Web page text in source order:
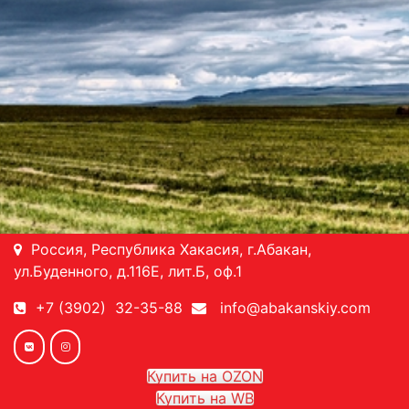
Россия, Республика Хакасия, г.Абакан,
ул.Буденного, д.116Е, лит.Б, оф.1
+7 (3902) 32-35-88
info@abakanskiy.com
Купить на OZON
Купить на WB